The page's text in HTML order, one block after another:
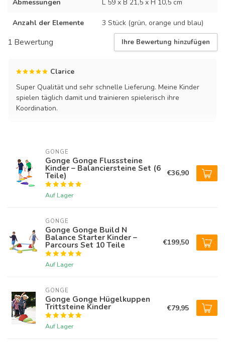
Abmessungen L 59 x B 21,5 x H 10,5 cm
Anzahl der Elemente 3 Stück (grün, orange und blau)
1 Bewertung Ihre Bewertung hinzufügen
Clarice
Super Qualität und sehr schnelle Lieferung. Meine Kinder
spielen täglich damit und trainieren spielerisch ihre
Koordination.
GONGE
Gonge Gonge Flusssteine
Kinder – Balanciersteine Set (6
Teile)
Auf Lager
€36,90
GONGE
Gonge Gonge Build N
Balance Starter Kinder –
Parcours Set 10 Teile
Auf Lager
€199,50
GONGE
Gonge Gonge Hügelkuppen
Trittsteine Kinder
Auf Lager
€79,95